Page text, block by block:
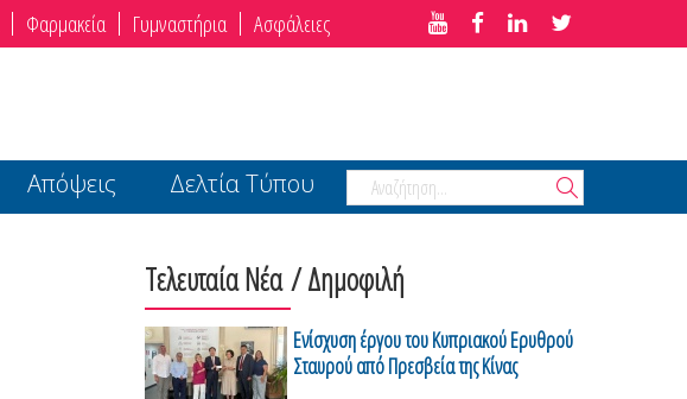
Φαρμακεία Γυμναστήρια Ασφάλειες
Απόψεις Δελτία Τύπου
Τελευταία Νέα / Δημοφιλή
Ενίσχυση έργου του Κυπριακού Ερυθρού
Σταυρού από Πρεσβεία της Κίνας